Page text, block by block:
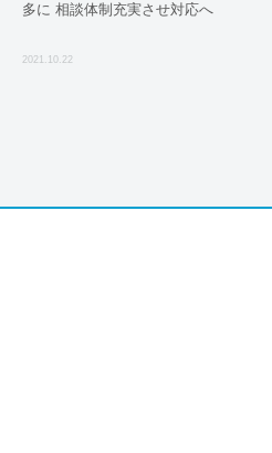
多に 相談体制充実させ対応へ
2021.10.22